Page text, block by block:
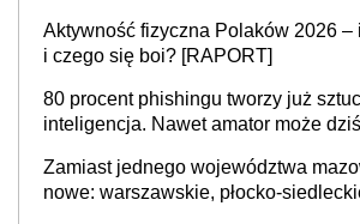
sprawy
Aktywność fizyczna Polaków 2026 –
i czego się boi? [RAPORT]
80 procent phishingu tworzy już
inteligencja. Nawet amator może
Zamiast jednego województwa
nowe: warszawskie, płocko-